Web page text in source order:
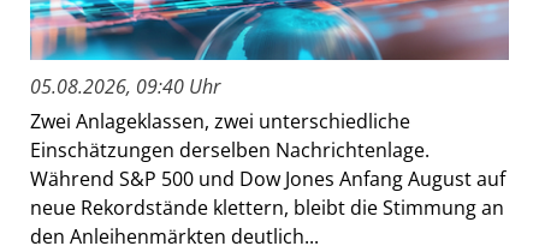
05.08.2026, 09:40 Uhr
Zwei Anlageklassen, zwei unterschiedliche
Einschätzungen derselben Nachrichtenlage.
Während S&P 500 und Dow Jones Anfang August auf
neue Rekordstände klettern, bleibt die Stimmung an
den Anleihenmärkten deutlich...